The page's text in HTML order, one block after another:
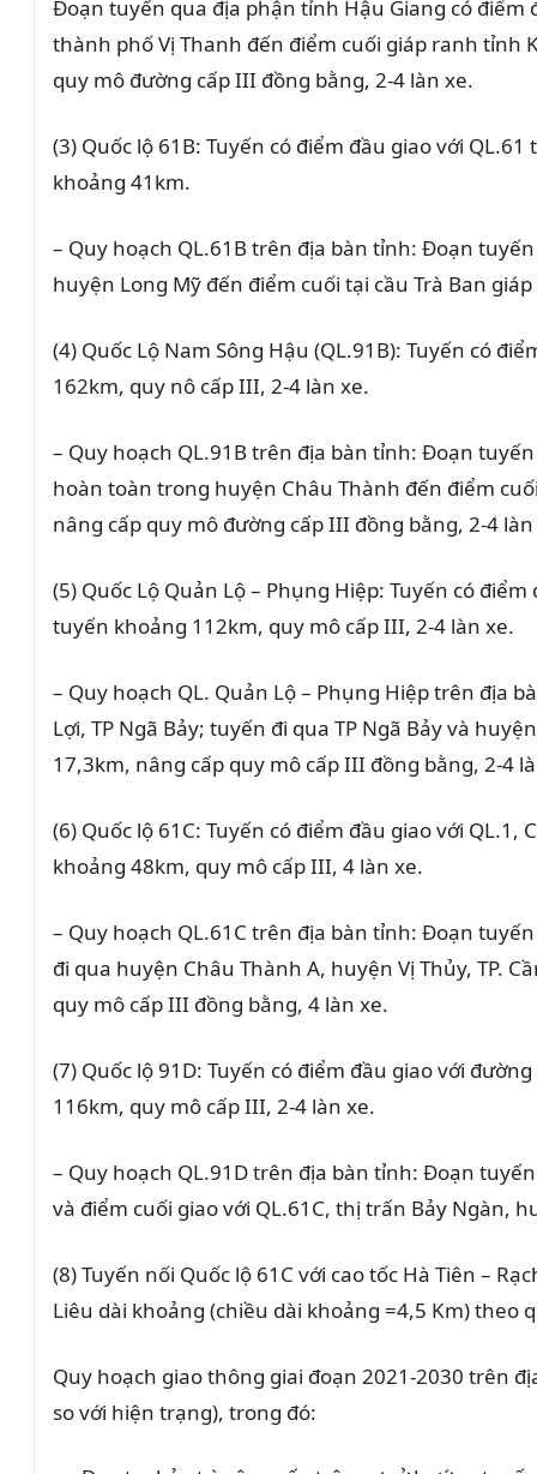
Đoạn tuyến qua địa phận tỉnh Hậu Giang có điểm
thành phố Vị Thanh đến điểm cuối giáp ranh tỉnh
quy mô đường cấp III đồng bằng, 2-4 làn xe.
(3) Quốc lộ 61B: Tuyến có điểm đầu giao với
khoảng 41km.
– Quy hoạch QL.61B trên địa bàn tỉnh: Đoạn
huyện Long Mỹ đến điểm cuối tại cầu Trà Ban
(4) Quốc Lộ Nam Sông Hậu (QL.91B): Tuyến có
162km, quy nô cấp III, 2-4 làn xe.
– Quy hoạch QL.91B trên địa bàn tỉnh: Đoạn
hoàn toàn trong huyện Châu Thành đến điểm
nâng cấp quy mô đường cấp III đồng bằng, 2-4
(5) Quốc Lộ Quản Lộ – Phụng Hiệp: Tuyến có điểm
tuyến khoảng 112km, quy mô cấp III, 2-4 làn xe.
– Quy hoạch QL. Quản Lộ – Phụng Hiệp trên địa
Lợi, TP Ngã Bảy; tuyến đi qua TP Ngã Bảy và
17,3km, nâng cấp quy mô cấp III đồng bằng, 2-4
(6) Quốc lộ 61C: Tuyến có điểm đầu giao với QL.1,
khoảng 48km, quy mô cấp III, 4 làn xe.
– Quy hoạch QL.61C trên địa bàn tỉnh: Đoạn
đi qua huyện Châu Thành A, huyện Vị Thủy, TP.
quy mô cấp III đồng bằng, 4 làn xe.
(7) Quốc lộ 91D: Tuyến có điểm đầu giao với
116km, quy mô cấp III, 2-4 làn xe.
– Quy hoạch QL.91D trên địa bàn tỉnh: Đoạn
và điểm cuối giao với QL.61C, thị trấn Bảy Ngàn,
(8) Tuyến nối Quốc lộ 61C với cao tốc Hà Tiên –
Liêu dài khoảng (chiều dài khoảng =4,5 Km) theo
Quy hoạch giao thông giai đoạn 2021-2030 trên
so với hiện trạng), trong đó: